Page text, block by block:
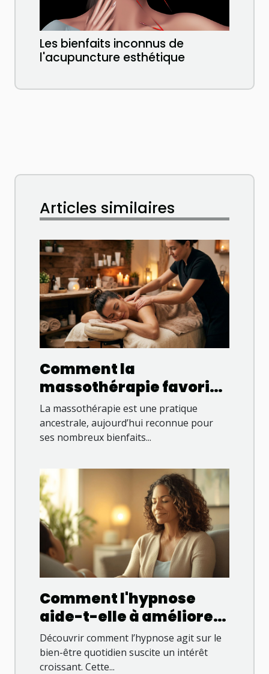
Les bienfaits inconnus de
l'acupuncture esthétique
Articles similaires
Comment la
massothérapie favorise
le bien-être général ?
La massothérapie est une pratique
ancestrale, aujourd’hui reconnue pour
ses nombreux bienfaits...
Comment l'hypnose
aide-t-elle à améliorer
le bien-être quotidien ?
Découvrir comment l’hypnose agit sur le
bien-être quotidien suscite un intérêt
croissant. Cette...